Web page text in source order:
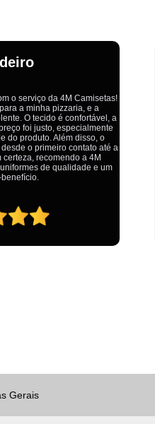
Fábrica Camisetas Algodão
Fábrica Camisetas
de Camisetas Lisas
Roupas para Revender de
Atacado
Fábrica
de Fábrica Atacado
educados, prestativos e que
lugar. Qualquer lugar tem
na 4M tudo é resolvido com
saem ganhando no final.
Gerais